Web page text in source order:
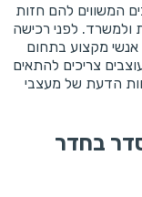
המשווים להם חזות
ולמשרד. לפני רכישה
מקצוע בתחום
צריכים להתאים
הדעת של מעצבי
בחדר